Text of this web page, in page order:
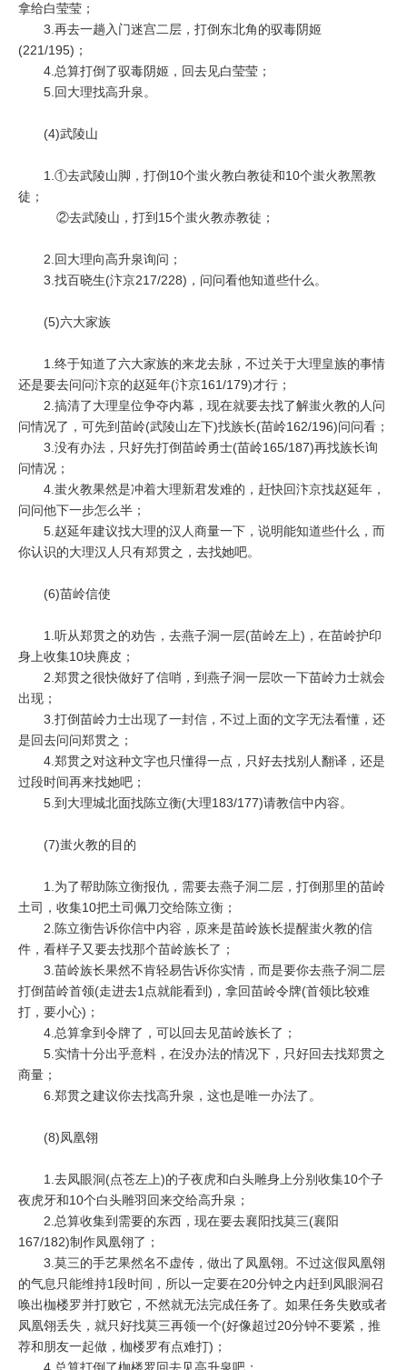
拿给白莹莹；
3.再去一趟入门迷宫二层，打倒东北角的驭毒阴姬
(221/195)；
4.总算打倒了驭毒阴姬，回去见白莹莹；
5.回大理找高升泉。
(4)武陵山
1.①去武陵山脚，打倒10个蚩火教白教徒和10个蚩火教黑教
徒；
②去武陵山，打到15个蚩火教赤教徒；
2.回大理向高升泉询问；
3.找百晓生(汴京217/228)，问问看他知道些什么。
(5)六大家族
1.终于知道了六大家族的来龙去脉，不过关于大理皇族的事情
还是要去问问汴京的赵延年(汴京161/179)才行；
2.搞清了大理皇位争夺内幕，现在就要去找了解蚩火教的人问
问情况了，可先到苗岭(武陵山左下)找族长(苗岭162/196)问问看；
3.没有办法，只好先打倒苗岭勇士(苗岭165/187)再找族长询
问情况；
4.蚩火教果然是冲着大理新君发难的，赶快回汴京找赵延年，
问问他下一步怎么半；
5.赵延年建议找大理的汉人商量一下，说明能知道些什么，而
你认识的大理汉人只有郑贯之，去找她吧。
(6)苗岭信使
1.听从郑贯之的劝告，去燕子洞一层(苗岭左上)，在苗岭护印
身上收集10块麂皮；
2.郑贯之很快做好了信哨，到燕子洞一层吹一下苗岭力士就会
出现；
3.打倒苗岭力士出现了一封信，不过上面的文字无法看懂，还
是回去问问郑贯之；
4.郑贯之对这种文字也只懂得一点，只好去找别人翻译，还是
过段时间再来找她吧；
5.到大理城北面找陈立衡(大理183/177)请教信中内容。
(7)蚩火教的目的
1.为了帮助陈立衡报仇，需要去燕子洞二层，打倒那里的苗岭
土司，收集10把土司佩刀交给陈立衡；
2.陈立衡告诉你信中内容，原来是苗岭族长提醒蚩火教的信
件，看样子又要去找那个苗岭族长了；
3.苗岭族长果然不肯轻易告诉你实情，而是要你去燕子洞二层
打倒苗岭首领(走进去1点就能看到)，拿回苗岭令牌(首领比较难
打，要小心)；
4.总算拿到令牌了，可以回去见苗岭族长了；
5.实情十分出乎意料，在没办法的情况下，只好回去找郑贯之
商量；
6.郑贯之建议你去找高升泉，这也是唯一办法了。
(8)凤凰翎
1.去凤眼洞(点苍左上)的子夜虎和白头雕身上分别收集10个子
夜虎牙和10个白头雕羽回来交给高升泉；
2.总算收集到需要的东西，现在要去襄阳找莫三(襄阳
167/182)制作凤凰翎了；
3.莫三的手艺果然名不虚传，做出了凤凰翎。不过这假凤凰翎
的气息只能维持1段时间，所以一定要在20分钟之内赶到凤眼洞召
唤出枷楼罗并打败它，不然就无法完成任务了。如果任务失败或者
凤凰翎丢失，就只好找莫三再领一个(好像超过20分钟不要紧，推
荐和朋友一起做，枷楼罗有点难打)；